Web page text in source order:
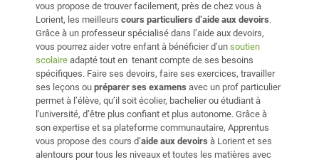
vous propose de trouver facilement, près de chez vous à
Lorient, les meilleurs cours particuliers d’aide aux devoirs.
Grâce à un professeur spécialisé dans l’aide aux devoirs,
vous pourrez aider votre enfant à bénéficier d’un soutien
scolaire adapté tout en tenant compte de ses besoins
spécifiques. Faire ses devoirs, faire ses exercices, travailler
ses leçons ou préparer ses examens avec un prof particulier
permet à l’élève, qu’il soit écolier, bachelier ou étudiant à
l'université, d’être plus confiant et plus autonome. Grâce à
son expertise et sa plateforme communautaire, Apprentus
vous propose des cours d’aide aux devoirs à Lorient et ses
alentours pour tous les niveaux et toutes les matières avec